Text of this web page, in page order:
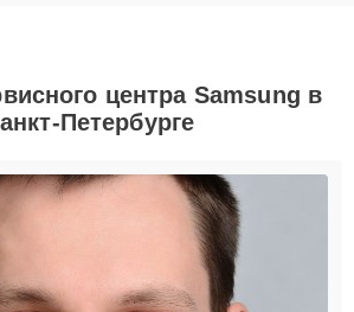
центра Samsung в
Петербурге